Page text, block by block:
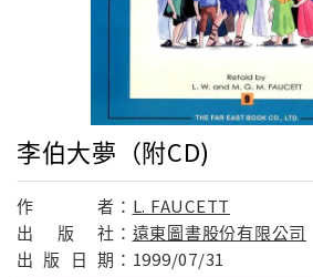
李伯大夢（附CD)
作 者： L. FAUCETT
出
版 社： 遠東圖書股份有限公司
出 版 日 期： 1999/07/31